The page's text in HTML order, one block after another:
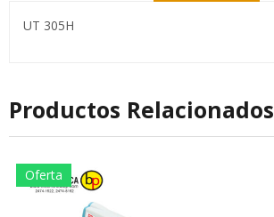
UT 305H
Productos Relacionados
Oferta